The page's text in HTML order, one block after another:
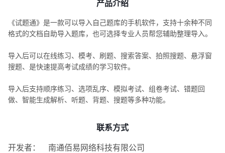
产品介绍
《试题通》是一款可以导入自己题库的手机软件，支持十余种不同
格式的文档自助导入题库，也可选择专业人员帮您辅助整理导入。
导入后可以在线练习、模考、刷题、搜索答案、拍照搜题、悬浮窗
搜题、是快速提高考试成绩的学习软件。
导入后支持顺序练习、选项乱序、模拟考试、组卷考试、错题回
做、智能生成解析、听题、背题、搜题等多种功能。
联系方式
开发者：
南通佰易网络科技有限公司